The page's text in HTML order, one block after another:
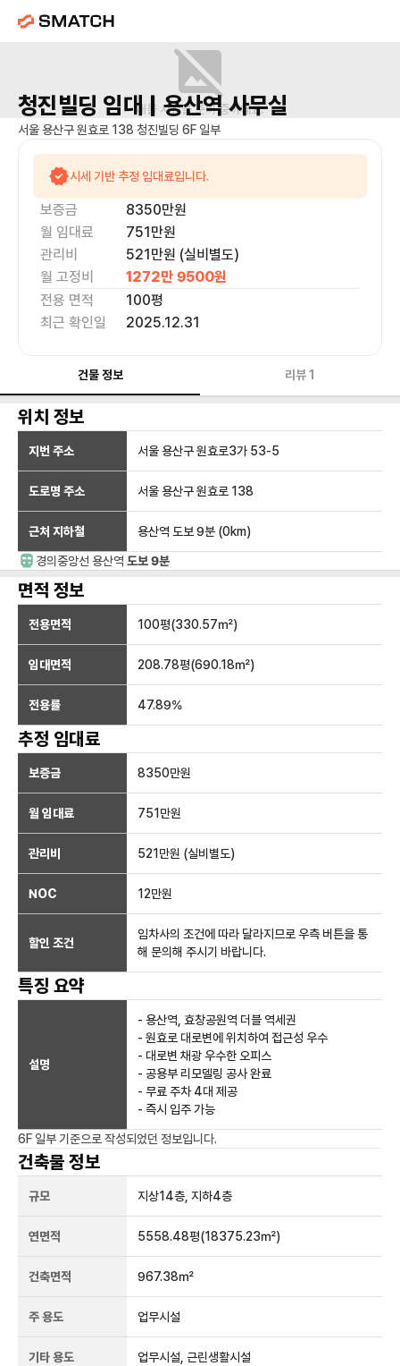
매물 사진을 준비 중이에요.
청진빌딩 임대 | 용산역사무실
서울 용산구 원효로 138 청진빌딩 6F 일부
시세 기반 추정 임대료입니다.
보증금 8350만원
월 임대료
751만원
관리비
521만원 (실비별도)
월 고정비
1272만 9500원
전용 면적
100평
최근 확인일
2025.12.31
건물 정보 리뷰1
위치 정보
지번 주소 서울 용산구 원효로3가 53-5
도로명 주소 서울 용산구 원효로 138
근처 지하철 용산역 도보 9분 (0km)
경의중앙선 용산역 도보 9분
면적 정보
전용면적 100평(330.57㎡)
임대면적 208.78평(690.18㎡)
전용률 47.89%
추정 임대료
보증금 8350만원
월 임대료 751만원
관리비 521만원 (실비별도)
NOC 12만원
할인 조건
임차사의 조건에 따라 달라지므로 우측 버튼을 통
해 문의해 주시기 바랍니다.
특징 요약
설명
- 용산역, 효창공원역 더블 역세권
- 원효로 대로변에 위치하여 접근성 우수
- 대로변 채광 우수한 오피스
- 공용부 리모델링 공사 완료
- 무료 주차 4대 제공
- 즉시 입주 가능
6F 일부 기준으로 작성되었던 정보입니다.
건축물 정보
규모 지상14층, 지하4층
연면적 5558.48평(18375.23㎡)
건축면적 967.38㎡
주 용도 업무시설
기타 용도 업무시설, 근린생활시설